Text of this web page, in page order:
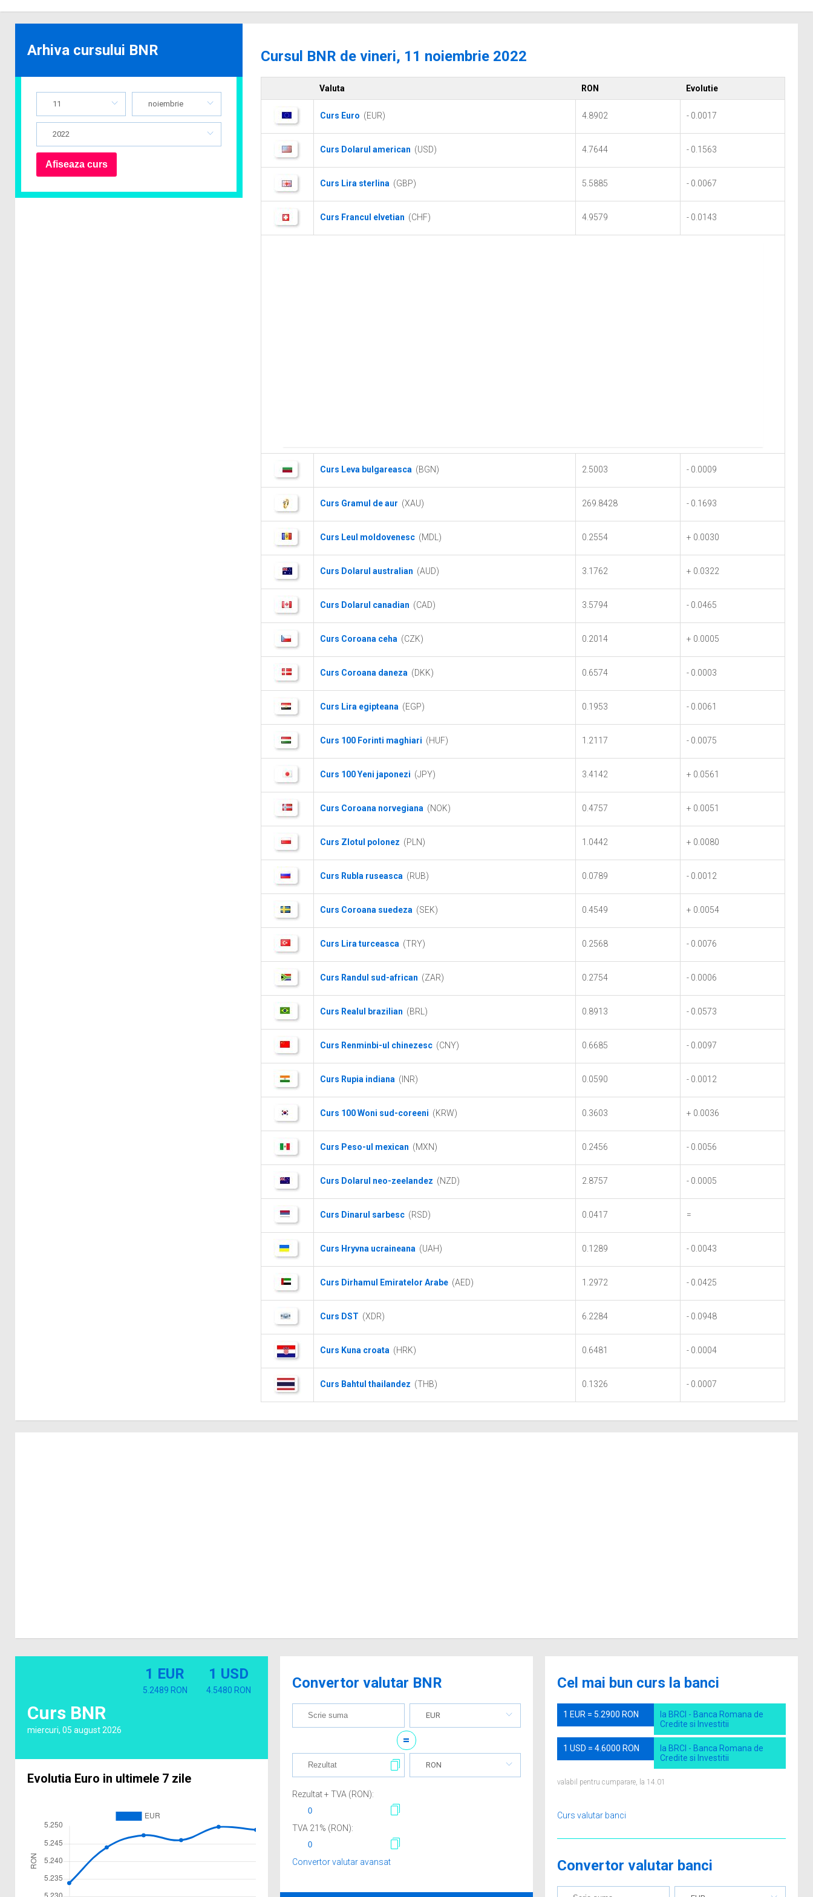
Cursul BNR de vineri, 11 noiembrie 2022
Valuta RON Evolutie
Curs Euro (EUR) 4.8902 - 0.0017
Curs Dolarul american (USD) 4.7644 - 0.1563
Curs Lira sterlina (GBP) 5.5885 - 0.0067
Curs Francul elvetian (CHF) 4.9579 - 0.0143
Curs Leva bulgareasca (BGN) 2.5003 - 0.0009
Curs Gramul de aur (XAU) 269.8428 - 0.1693
Curs Leul moldovenesc (MDL) 0.2554 + 0.0030
Curs Dolarul australian (AUD) 3.1762 + 0.0322
Curs Dolarul canadian (CAD) 3.5794 - 0.0465
Curs Coroana ceha (CZK) 0.2014 + 0.0005
Curs Coroana daneza (DKK) 0.6574 - 0.0003
Curs Lira egipteana (EGP) 0.1953 - 0.0061
Curs 100 Forinti maghiari (HUF) 1.2117 - 0.0075
Curs 100 Yeni japonezi (JPY) 3.4142 + 0.0561
Curs Coroana norvegiana (NOK) 0.4757 + 0.0051
Curs Zlotul polonez (PLN) 1.0442 + 0.0080
Curs Rubla ruseasca (RUB) 0.0789 - 0.0012
Curs Coroana suedeza (SEK) 0.4549 + 0.0054
Curs Lira turceasca (TRY) 0.2568 - 0.0076
Curs Randul sud-african (ZAR) 0.2754 - 0.0006
Curs Realul brazilian (BRL) 0.8913 - 0.0573
Curs Renminbi-ul chinezesc (CNY) 0.6685 - 0.0097
Curs Rupia indiana (INR) 0.0590 - 0.0012
Curs 100 Woni sud-coreeni (KRW) 0.3603 + 0.0036
Curs Peso-ul mexican (MXN) 0.2456 - 0.0056
Curs Dolarul neo-zeelandez (NZD) 2.8757 - 0.0005
Curs Dinarul sarbesc (RSD) 0.0417 =
Curs Hryvna ucraineana (UAH) 0.1289 - 0.0043
Curs Dirhamul Emiratelor Arabe (AED) 1.2972 - 0.0425
Curs DST (XDR) 6.2284 - 0.0948
Curs Kuna croata (HRK) 0.6481 - 0.0004
Curs Bahtul thailandez (THB) 0.1326 - 0.0007
Arhiva cursului BNR
11 noiembrie
2022
Curs BNR
miercuri, 05 august 2026
1 EUR
5.2489 RON
1 USD
4.5480 RON
Evolutia Euro in ultimele 7 zile
Convertor valutar BNR
EUR
=
RON
Rezultat + TVA (RON):
TVA 21 % (RON):
Convertor valutar avansat
Cel mai bun curs la banci
1 EUR = 5.2900 RON
la BRCI - Banca Romana de
Credite si Investitii
1 USD = 4.6000 RON
la BRCI - Banca Romana de
Credite si Investitii
valabil pentru cumparare, la 14.01
Curs valutar banci
Convertor valutar banci